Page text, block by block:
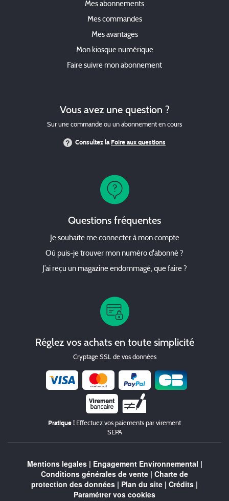
Mes abonnements
Mes commandes
Mes avantages
Mon kiosque numérique
Faire suivre mon abonnement
Vous avez une question ?
Sur une commande ou un abonnement en cours
Consultez laFoire aux questions
Questions fréquentes
Je souhaite me connecter à mon compte
Où puis-je trouver mon numéro d'abonné ?
J’ai reçu un magazine endommagé, que faire ?
Réglez vos achats en toute simplicité
Cryptage SSL de vos données
Chèque
Pratique ! Effectuez vos paiements par virement
SEPA
Mentions legales| Engagement Environnemental |
Conditions générales de vente | Charte de
protection des données | Plan du site | Crédits |
Paramétrer vos cookies